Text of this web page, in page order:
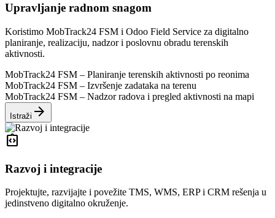
Upravljanje radnom snagom
Koristimo MobTrack24 FSM i Odoo Field Service za digitalno
planiranje, realizaciju, nadzor i poslovnu obradu terenskih
aktivnosti.
MobTrack24 FSM – Planiranje terenskih aktivnosti po reonima
MobTrack24 FSM – Izvršenje zadataka na terenu
MobTrack24 FSM – Nadzor radova i pregled aktivnosti na mapi
Istraži arrow_forward
integration_instructions
Razvoj i integracije
Projektujte, razvijajte i povežite TMS, WMS, ERP i CRM rešenja u
jedinstveno digitalno okruženje.